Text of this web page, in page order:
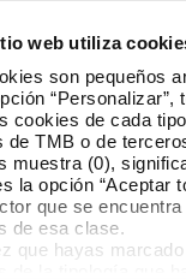
web utiliza
son pequeños
cookies de cada
de TMB o de
muestra (0),
la opción “Aceptar
que se
de esa clase.
que hayas
bus levanta la
que pueda